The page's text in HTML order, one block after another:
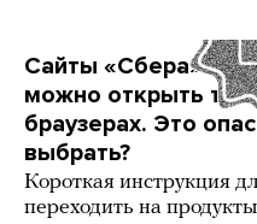
Сайты «Сбера» и
можно открыть
браузерах. Это
выбрать?
Короткая инструкция
переходить на